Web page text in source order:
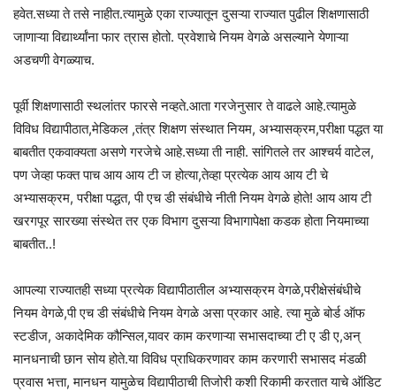
हवेत.सध्या ते तसे नाहीत.त्यामुळे एका राज्यातून दुसऱ्या राज्यात पुढील शिक्षणासाठी
जाणाऱ्या विद्यार्थ्यांना फार त्रास होतो. प्रवेशाचे नियम वेगळे असल्याने येणाऱ्या
अडचणी वेगळ्याच.
पूर्वी शिक्षणासाठी स्थलांतर फारसे नव्हते.आता गरजेनुसार ते वाढले आहे.त्यामुळे
विविध विद्यापीठात,मेडिकल ,तंत्र शिक्षण संस्थात नियम, अभ्यासक्रम,परीक्षा पद्धत या
बाबतीत एकवाक्यता असणे गरजेचे आहे.सध्या ती नाही. सांगितले तर आश्चर्य वाटेल,
पण जेव्हा फक्त पाच आय आय टी ज होत्या,तेव्हा प्रत्येक आय आय टी चे
अभ्यासक्रम, परीक्षा पद्धत, पी एच डी संबंधीचे नीती नियम वेगळे होते! आय आय टी
खरगपूर सारख्या संस्थेत तर एक विभाग दुसऱ्या विभागापेक्षा कडक होता नियमाच्या
बाबतीत..!
आपल्या राज्यातही सध्या प्रत्येक विद्यापीठातील अभ्यासक्रम वेगळे,परीक्षेसंबंधीचे
नियम वेगळे,पी एच डी संबंधीचे नियम वेगळे असा प्रकार आहे. त्या मुळे बोर्ड ऑफ
स्टडीज, अकादेमिक कौन्सिल,यावर काम करणाऱ्या सभासदाच्या टी ए डी ए,अन्
मानधनाची छान सोय होते.या विविध प्राधिकरणावर काम करणारी सभासद मंडळी
प्रवास भत्ता, मानधन यामुळेच विद्यापीठाची तिजोरी कशी रिकामी करतात याचे ऑडिट